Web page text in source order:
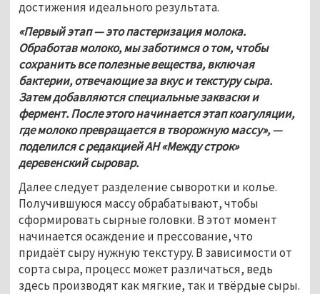
достижения идеального результата.
«Первый этап — это пастеризация молока.
Обработав молоко, мы заботимся о том, чтобы
сохранить все полезные вещества, включая
бактерии, отвечающие за вкус и текстуру сыра.
Затем добавляются специальные закваски и
фермент. После этого начинается этап коагуляции,
где молоко превращается в творожную массу», —
поделился с редакцией АН «Между строк»
деревенский сыровар.
Далее следует разделение сыворотки и колье.
Получившуюся массу обрабатывают, чтобы
сформировать сырные головки. В этот момент
начинается осаждение и прессование, что
придаёт сыру нужную текстуру. В зависимости от
сорта сыра, процесс может различаться, ведь
здесь производят как мягкие, так и твёрдые сыры.